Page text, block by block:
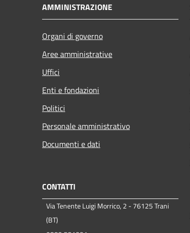
AMMINISTRAZIONE
Organi di governo
Aree amministrative
Uffici
Enti e fondazioni
Politici
Personale amministrativo
Documenti e dati
CONTATTI
Via Tenente Luigi Morrico, 2 - 76125 Trani
(BT)